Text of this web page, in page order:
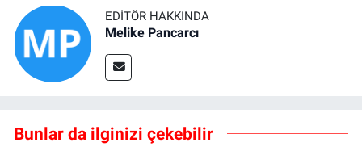
EDITÖR HAKKINDA
Melike Pancarcı
Bunlar da ilginizi çekebilir